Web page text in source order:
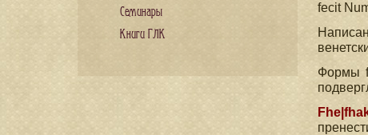
fecit
Формы
Семинары
Книги ГЛК